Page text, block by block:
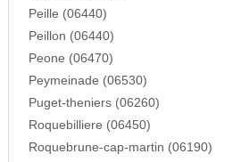
Peille (06440)
Peillon (06440)
Peone (06470)
Peymeinade (06530)
Puget-theniers (06260)
Roquebilliere (06450)
Roquebrune-cap-martin (06190)